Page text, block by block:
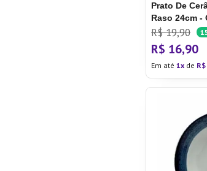
Prato De
Raso 24cm -
R$ 19,90
R$ 16,90
Em até1 de R$